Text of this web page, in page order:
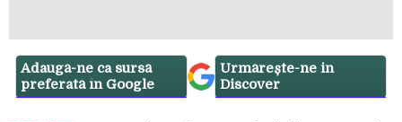
Adaugă-ne ca sursă
preferată în Google
Urmărește-ne in
Discover